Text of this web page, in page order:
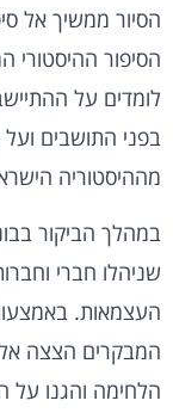
הסיור ממשיך אל
הסיפור
לומדים על
בפני התושבים
מההיסטוריה
במהלך הביקור
שניהלו חברי
העצמאות. באמצעות
המבקרים הצצה
הלחימה והגנו על